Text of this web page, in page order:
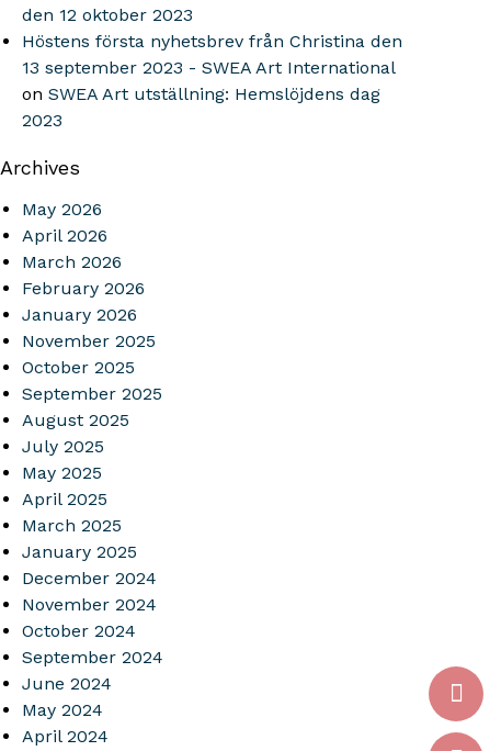
den 12 oktober 2023
Höstens första nyhetsbrev från Christina den
13 september 2023 - SWEA Art International
on SWEA Art utställning: Hemslöjdens dag
2023
Archives
May 2026
April 2026
March 2026
February 2026
January 2026
November 2025
October 2025
September 2025
August 2025
July 2025
May 2025
April 2025
March 2025
January 2025
December 2024
November 2024
October 2024
September 2024
June 2024
May 2024
April 2024